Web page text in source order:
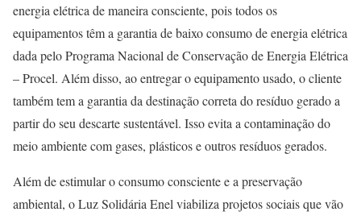
energia elétrica de maneira consciente, pois todos os
equipamentos têm a garantia de baixo consumo de energia elétrica
dada pelo Programa Nacional de Conservação de Energia Elétrica
– Procel. Além disso, ao entregar o equipamento usado, o cliente
também tem a garantia da destinação correta do resíduo gerado a
partir do seu descarte sustentável. Isso evita a contaminação do
meio ambiente com gases, plásticos e outros resíduos gerados.
Além de estimular o consumo consciente e a preservação
ambiental, o Luz Solidária Enel viabiliza projetos sociais que vão